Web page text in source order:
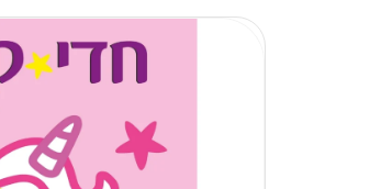
מעבר למידע על